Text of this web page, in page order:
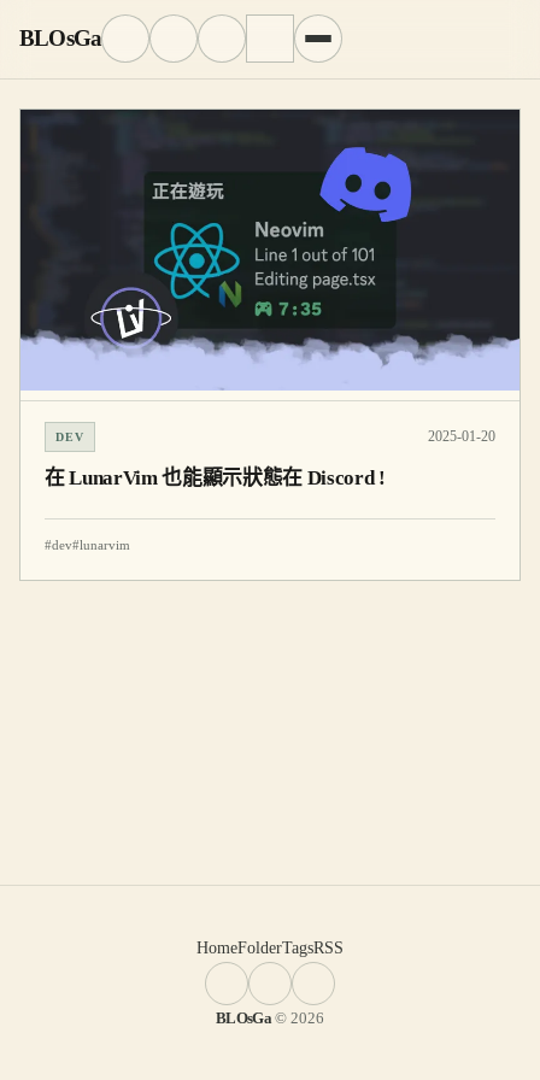
BLOsGa
DEV 2025-01-20
在 LunarVim 也能顯示狀態在 Discord !
#dev#lunarvim
HomeFolderTagsRSS
BLOsGa© 2026